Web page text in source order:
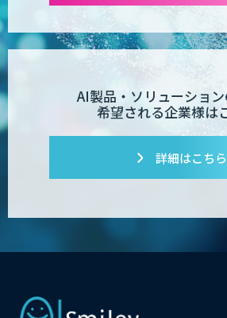
AI製品・ソリューショ
希望される企業様は
詳細はこちら